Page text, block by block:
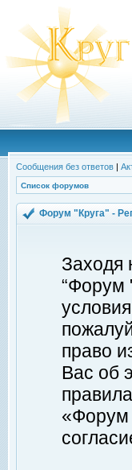
Сообщения без ответов |
Список форумов
Форум "Круга" -
Заходя
“Форум
право
Вас об
«Форум